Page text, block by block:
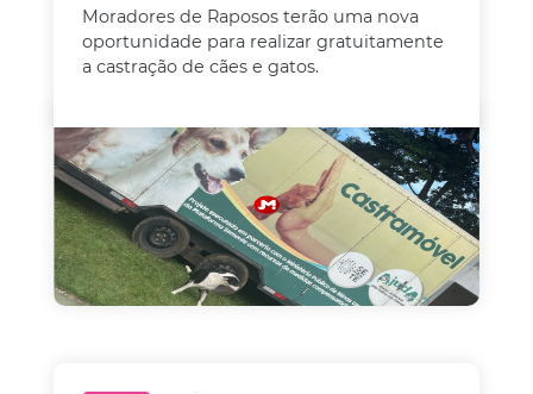
Moradores de Raposos terão uma nova
oportunidade para realizar gratuitamente
a castração de cães e gatos.